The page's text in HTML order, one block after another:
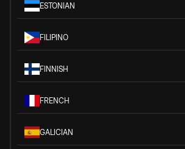
ESTONIAN
FILIPINO
FINNISH
FRENCH
GALICIAN